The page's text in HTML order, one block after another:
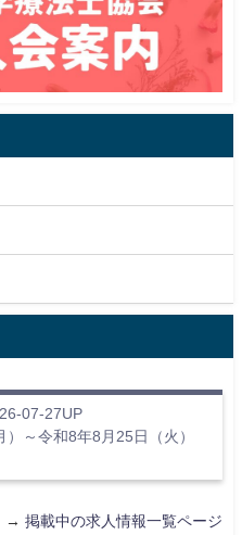
07-27UP
～令和8年8月25日（火）
→ 掲載中の求人情報一覧ページ